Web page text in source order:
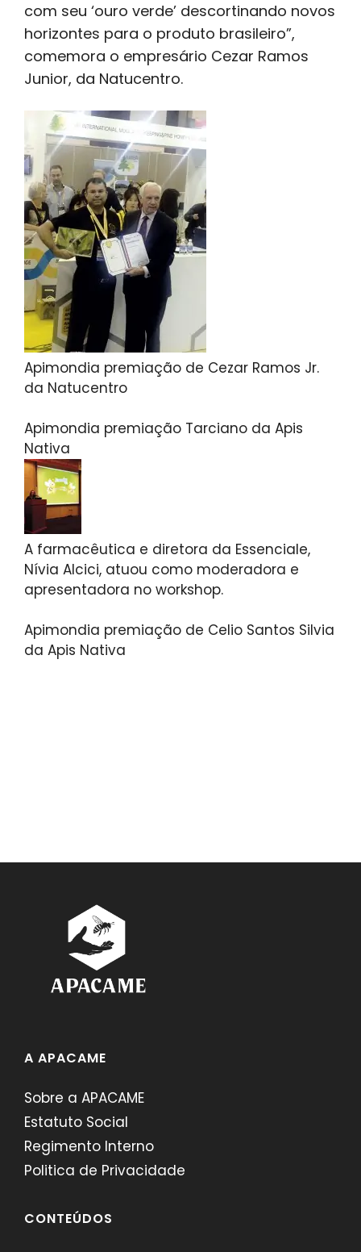
com seu ‘ouro verde’ descortinando novos
horizontes para o produto brasileiro”,
comemora o empresário Cezar Ramos
Junior, da Natucentro.
Apimondia premiação de Cezar Ramos Jr.
da Natucentro
Apimondia premiação Tarciano da Apis
Nativa
A farmacêutica e diretora da Essenciale,
Nívia Alcici, atuou como moderadora e
apresentadora no workshop.
Apimondia premiação de Celio Santos Silvia
da Apis Nativa
A APACAME
Sobre a APACAME
Estatuto Social
Regimento Interno
Politica de Privacidade
CONTEÚDOS